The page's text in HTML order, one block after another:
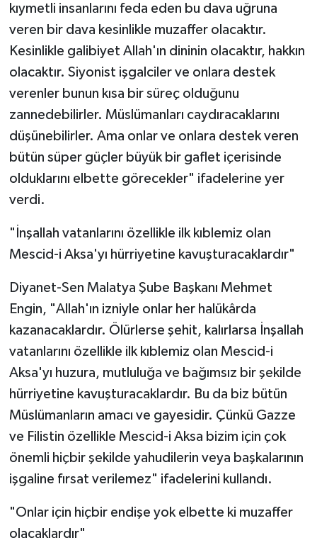
kıymetli insanlarını feda eden bu dava uğruna
veren bir dava kesinlikle muzaffer olacaktır.
Kesinlikle galibiyet Allah'ın dininin olacaktır, hakkın
olacaktır. Siyonist işgalciler ve onlara destek
verenler bunun kısa bir süreç olduğunu
zannedebilirler. Müslümanları caydıracaklarını
düşünebilirler. Ama onlar ve onlara destek veren
bütün süper güçler büyük bir gaflet içerisinde
olduklarını elbette görecekler" ifadelerine yer
verdi.
"İnşallah vatanlarını özellikle ilk kıblemiz olan
Mescid-i Aksa'yı hürriyetine kavuşturacaklardır"
Diyanet-Sen Malatya Şube Başkanı Mehmet
Engin, "Allah'ın izniyle onlar her halükârda
kazanacaklardır. Ölürlerse şehit, kalırlarsa İnşallah
vatanlarını özellikle ilk kıblemiz olan Mescid-i
Aksa'yı huzura, mutluluğa ve bağımsız bir şekilde
hürriyetine kavuşturacaklardır. Bu da biz bütün
Müslümanların amacı ve gayesidir. Çünkü Gazze
ve Filistin özellikle Mescid-i Aksa bizim için çok
önemli hiçbir şekilde yahudilerin veya başkalarının
işgaline fırsat verilemez" ifadelerini kullandı.
"Onlar için hiçbir endişe yok elbette ki muzaffer
olacaklardır"